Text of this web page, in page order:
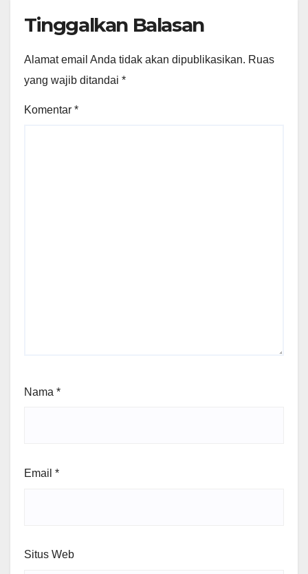
Tinggalkan Balasan
Alamat email Anda tidak akan dipublikasikan. Ruas
yang wajib ditandai *
Komentar *
Nama *
Email *
Situs Web